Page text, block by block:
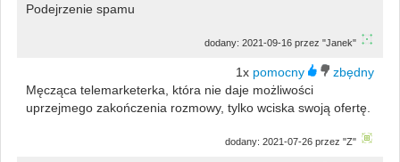
Podejrzenie spamu
dodany: 2021-09-16 przez "Janek"
1x
Męcząca telemarketerka, która nie daje możliwości
uprzejmego zakończenia rozmowy, tylko wciska swoją ofertę.
dodany: 2021-07-26 przez "Z"